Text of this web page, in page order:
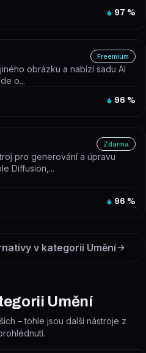
97 %
Freemium
obrázku a nabízí sadu AI
o...
96 %
Zdarma
pro generování a úpravu
Diffusion,...
96 %
v kategorii Umění
Umění
– tohle jsou další nástroje z